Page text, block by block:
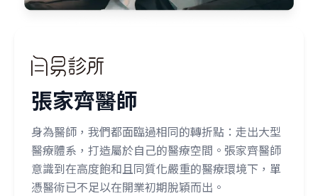
張家齊醫師
身為醫師，我們都面臨過相同的轉折點：走出大型
醫療體系，打造屬於自己的醫療空間。張家齊醫師
意識到在高度飽和且同質化嚴重的醫療環境下，單
憑醫術已不足以在開業初期脫穎而出。